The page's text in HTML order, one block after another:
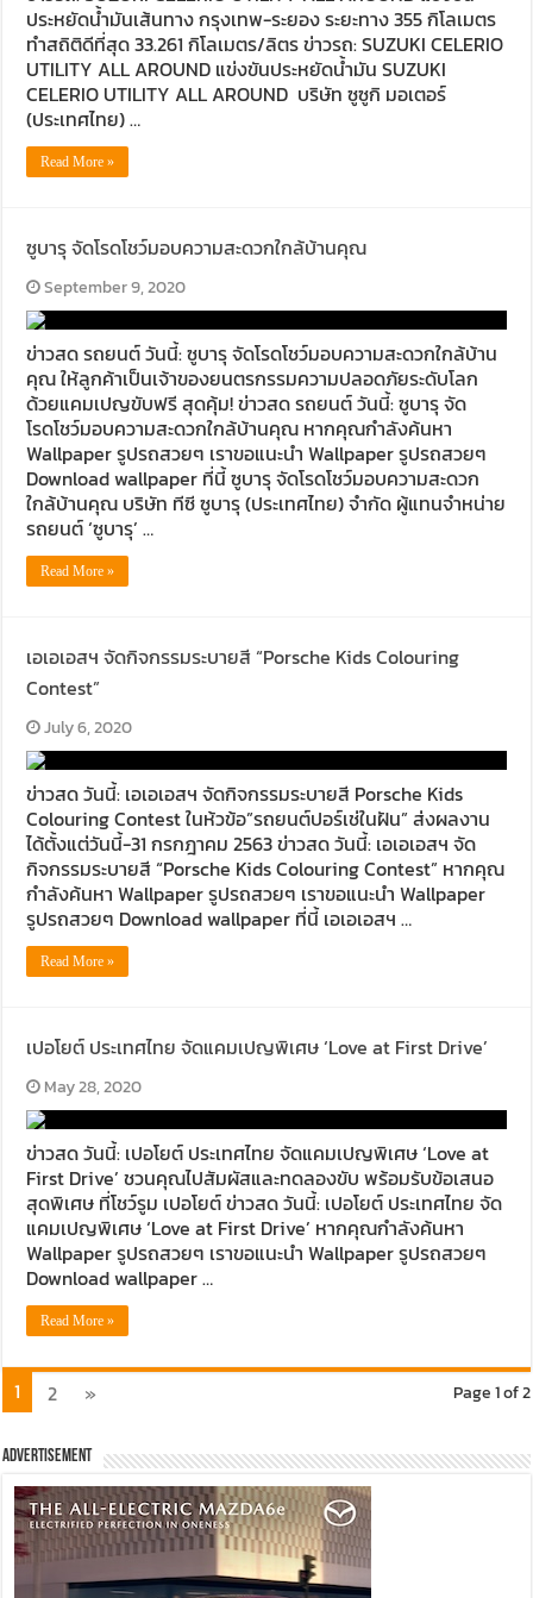
ประหยัดน้ำมันเส้นทาง กรุงเทพ-ระยอง ระยะทาง 355 กิโลเมตร
ทำสถิติดีที่สุด 33.261 กิโลเมตร/ลิตร ข่าวรถ: SUZUKI CELERIO
UTILITY ALL AROUND แข่งขันประหยัดน้ำมัน SUZUKI
CELERIO UTILITY ALL AROUND บริษัท ซูซูกิ มอเตอร์
(ประเทศไทย) …
Read More »
ซูบารุ จัดโรดโชว์มอบความสะดวกใกล้บ้านคุณ
September 9, 2020
ข่าวสด รถยนต์ วันนี้: ซูบารุ จัดโรดโชว์มอบความสะดวกใกล้บ้าน
คุณ ให้ลูกค้าเป็นเจ้าของยนตรกรรมความปลอดภัยระดับโลก
ด้วยแคมเปญขับฟรี สุดคุ้ม! ข่าวสด รถยนต์ วันนี้: ซูบารุ จัด
โรดโชว์มอบความสะดวกใกล้บ้านคุณ หากคุณกำลังค้นหา
Wallpaper รูปรถสวยๆ เราขอแนะนำ Wallpaper รูปรถสวยๆ
Download wallpaper ที่นี้ ซูบารุ จัดโรดโชว์มอบความสะดวก
ใกล้บ้านคุณ บริษัท ทีซี ซูบารุ (ประเทศไทย) จำกัด ผู้แทนจำหน่าย
รถยนต์ ‘ซูบารุ’ …
Read More »
เอเอเอสฯ จัดกิจกรรมระบายสี “Porsche Kids Colouring
Contest”
July 6, 2020
ข่าวสด วันนี้: เอเอเอสฯ จัดกิจกรรมระบายสี Porsche Kids
Colouring Contest ในห้วข้อ”รถยนต์ปอร์เช่ในฝัน” ส่งผลงาน
ได้ตั้งแต่วันนี้-31 กรกฎาคม 2563 ข่าวสด วันนี้: เอเอเอสฯ จัด
กิจกรรมระบายสี “Porsche Kids Colouring Contest” หากคุณ
กำลังค้นหา Wallpaper รูปรถสวยๆ เราขอแนะนำ Wallpaper
รูปรถสวยๆ Download wallpaper ที่นี้ เอเอเอสฯ …
Read More »
เปอโยต์ ประเทศไทย จัดแคมเปญพิเศษ ‘Love at First Drive’
May 28, 2020
ข่าวสด วันนี้: เปอโยต์ ประเทศไทย จัดแคมเปญพิเศษ ‘Love at
First Drive’ ชวนคุณไปสัมผัสและทดลองขับ พร้อมรับข้อเสนอ
สุดพิเศษ ที่โชว์รูม เปอโยต์ ข่าวสด วันนี้: เปอโยต์ ประเทศไทย จัด
แคมเปญพิเศษ ‘Love at First Drive’ หากคุณกำลังค้นหา
Wallpaper รูปรถสวยๆ เราขอแนะนำ Wallpaper รูปรถสวยๆ
Download wallpaper …
Read More »
Page 1 of 2
1 2 »
Advertisement